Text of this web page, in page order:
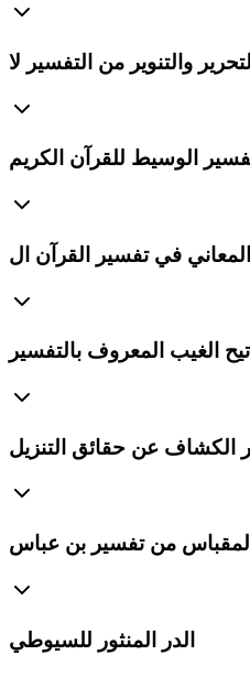
التحرير والتنوير من التفسير لا
الوسيط للقرآن الكريم
في تفسير القرآن ال
الغيب المعروف بالتفسير
الكشاف عن حقائق التنزيل
المقباس من تفسير بن عباس
الدر المنثور للسيوطي